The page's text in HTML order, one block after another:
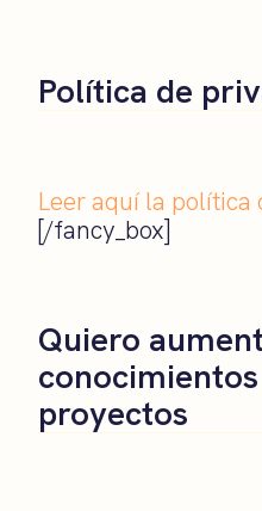
Política de
Leer aquí la política
[/fancy_box]
Quiero
proyectos